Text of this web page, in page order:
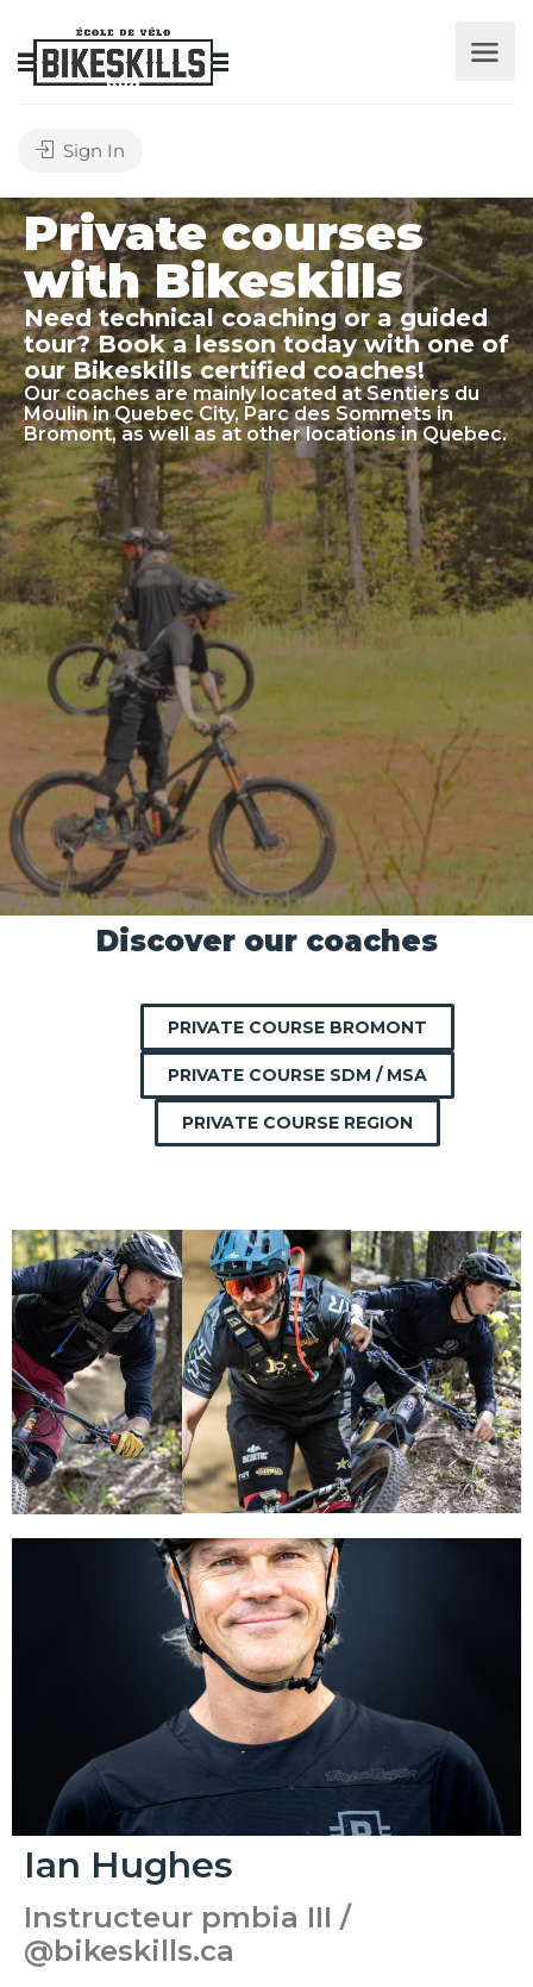
Sign In
Private courses
with Bikeskills
Need technical coaching or a guided
tour? Book a lesson today with one of
our Bikeskills certified coaches!
Our coaches are mainly located at Sentiers du
Moulin in Quebec City, Parc des Sommets in
Bromont, as well as at other locations in Quebec.
Discover our coaches
PRIVATE COURSE BROMONT
PRIVATE COURSE SDM / MSA
PRIVATE COURSE REGION
Ian Hughes
Instructeur pmbia III /
@bikeskills.ca